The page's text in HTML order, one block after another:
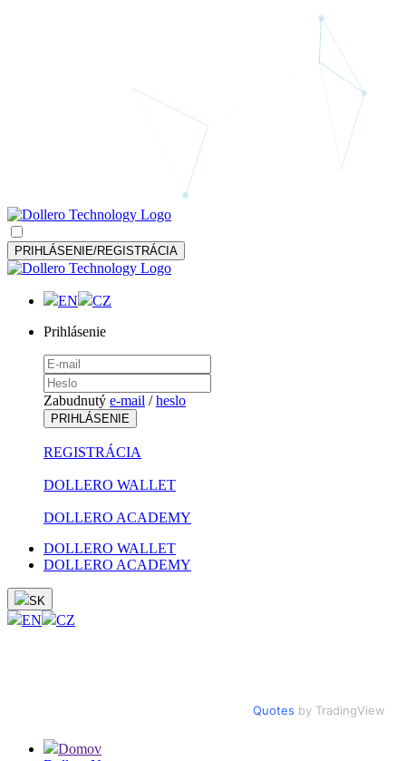
PRIHLÁSENIE/REGISTRÁCIA
EN
CZ
Prihlásenie
Zabudnutý e-mail /heslo
PRIHLÁSENIE
REGISTRÁCIA
DOLLERO WALLET
DOLLERO ACADEMY
DOLLERO WALLET
DOLLERO ACADEMY
SK
EN CZ
Quotes by TradingView
Domov